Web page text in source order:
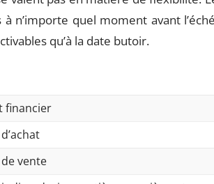
n’importe quel moment avant
qu’à la date butoir.
financier
vente